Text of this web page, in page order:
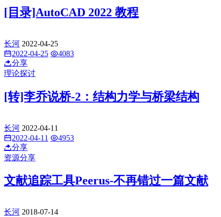
[目录]AutoCAD 2022 教程
长河 2022-04-25
2022-04-25
4083
分享
理论探讨
[转]李乔说桥-2：结构力学与桥梁结构
长河 2022-04-11
2022-04-11
4953
分享
资源分享
文献追踪工具Peerus-不再错过一篇文献
长河 2018-07-14